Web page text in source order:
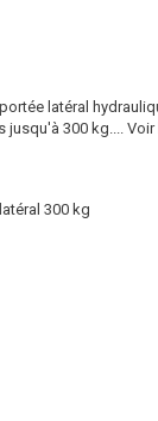
latéral
jusqu'à 300 kg.... Voir
300 kg